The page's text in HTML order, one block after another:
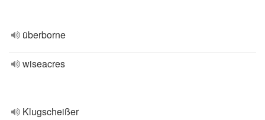
überborne
wiseacres
Klugscheißer